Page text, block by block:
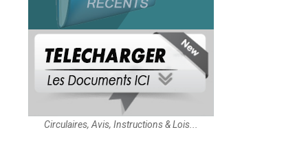
Circulaires, Avis, Instructions & Lois...